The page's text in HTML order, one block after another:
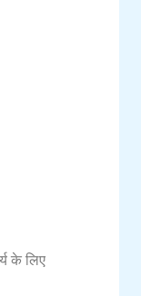
के लिए